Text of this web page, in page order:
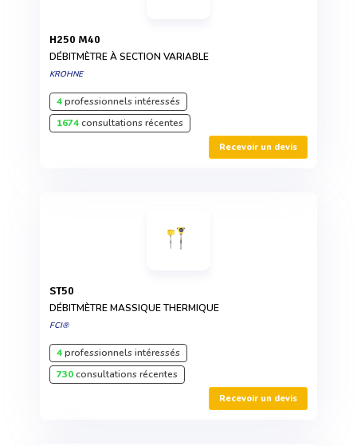
H250 M40
DÉBITMÈTRE À SECTION VARIABLE
KROHNE
4professionnels intéressés
1674consultations récentes
Recevoir un devis
ST50
DÉBITMÈTRE MASSIQUE THERMIQUE
FCI®
4professionnels intéressés
730consultations récentes
Recevoir un devis